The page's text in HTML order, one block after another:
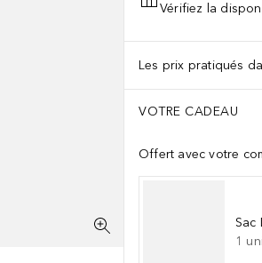
Vérifiez la
Les prix pratiqués
VOTRE CADEAU
Offert avec votre
Sac
1